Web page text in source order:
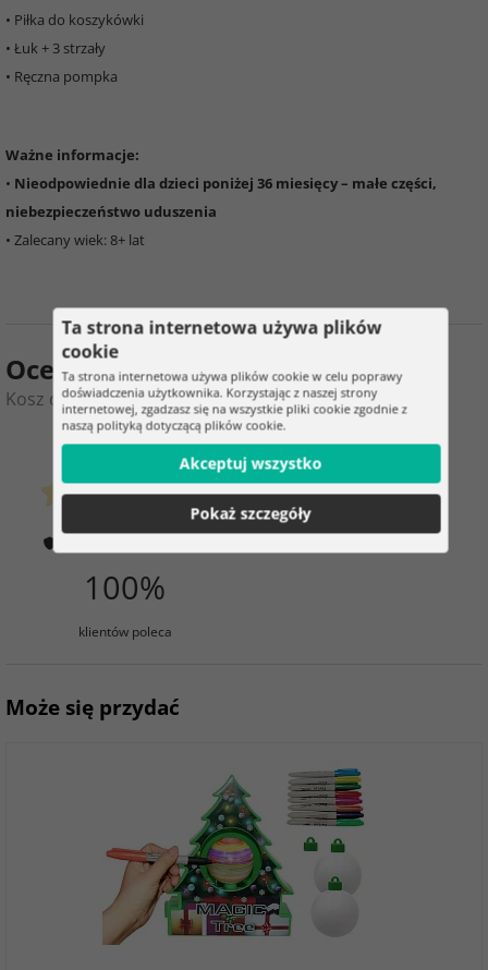
• Piłka do koszykówki
• Łuk + 3 strzały
• Ręczna pompka
Ważne informacje:
• Nieodpowiednie dla dzieci poniżej 36 miesięcy – małe części,
niebezpieczeństwo uduszenia
• Zalecany wiek: 8+ lat
Ocena produktu
Kosz do koszykówki z tarczą i akcesoriami
0 4
klientów już kupiło
100%
klientów poleca
Może się przydać
Ta strona internetowa używa plików
cookie
Ta strona internetowa używa plików cookie w celu poprawy
doświadczenia użytkownika. Korzystając z naszej strony
internetowej, zgadzasz się na wszystkie pliki cookie zgodnie z
naszą polityką dotyczącą plików cookie.
Akceptuj wszystko
Pokaż szczegóły